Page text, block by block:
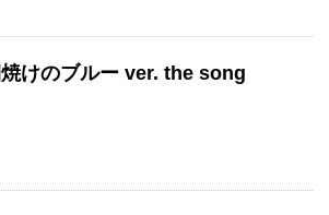
けのブルー ver. the song